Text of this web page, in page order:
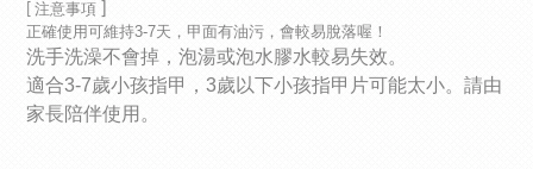
注意事項
正確使用可維持3-7天，甲面有油污，會較易脫落喔！
洗手洗澡不會掉，泡湯或泡水膠水較易失效。
適合3-7歲小孩指甲，3歲以下小孩指甲片可能太小。請由
家長陪伴使用。